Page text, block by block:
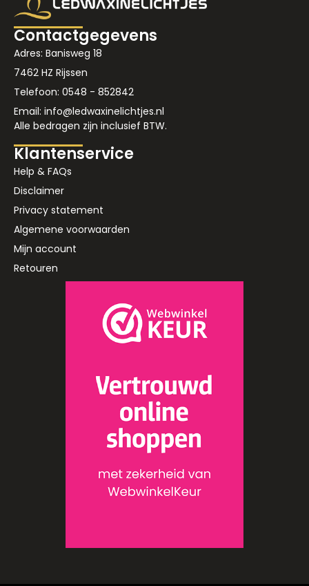
Contactgegevens
Adres: Banisweg 18
7462 HZ Rijssen
Telefoon: 0548 - 852842
Email: info@ledwaxinelichtjes.nl
Alle bedragen zijn inclusief BTW.
Klantenservice
Help & FAQs
Disclaimer
Privacy statement
Algemene voorwaarden
Mijn account
Retouren